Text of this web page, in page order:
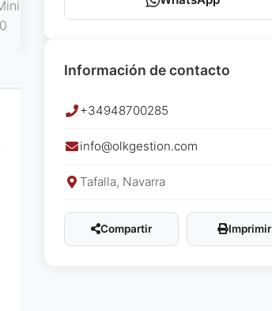
Información de contacto
+34948700285
info@olkgestion.com
Tafalla, Navarra
Compartir Imprimir